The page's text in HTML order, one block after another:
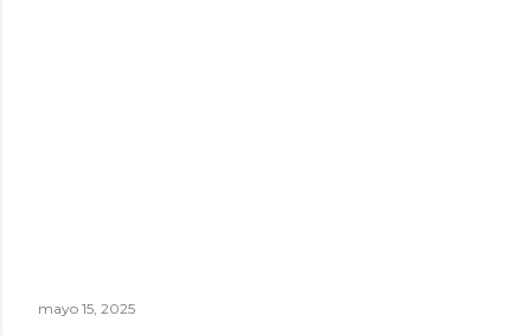
mayo 15, 2025